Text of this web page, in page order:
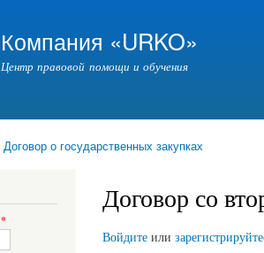
Компания «URKO»
Центр правовой помощи и обучения
Договор о государственных закупках
*
Договор со
Войдите или